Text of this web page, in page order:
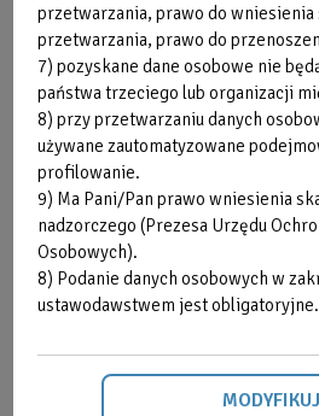
SPRAWDŹ
TERAZ
Strefa Klienta
przetwarzania, prawo do
przetwarzania, prawo do
7) pozyskane dane osobowe nie
państwa trzeciego lub organizacji
8) przy przetwarzaniu danych
używane zautomatyzowane
profilowanie.
9) Ma Pani/Pan prawo wniesienia
nadzorczego (Prezesa Urzędu
Osobowych).
8) Podanie danych osobowych w
ustawodawstwem jest obligatoryjne.
MODYFIKUJ